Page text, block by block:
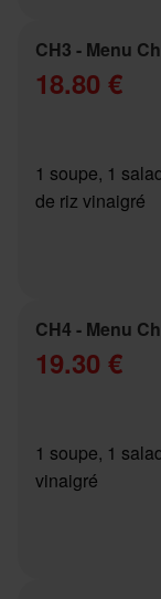
CH3 - Menu
18.80 €
1 soupe, 1
de riz vinaigré
CH4 - Menu
19.30 €
1 soupe, 1
vinaigré